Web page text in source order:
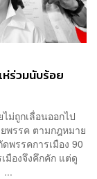
ร่วมนับร้อย
ม่ถูกเลื่อนออกไป
พรรค ตามกฎหมาย
พรรคการเมือง 90
มืองจึงคึกคัก แต่ดู
...